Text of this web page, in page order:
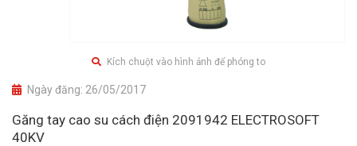
Kích chuột vào hình ảnh để phóng to
Ngày đăng: 26/05/2017
Găng tay cao su cách điện 2091942 ELECTROSOFT
40KV